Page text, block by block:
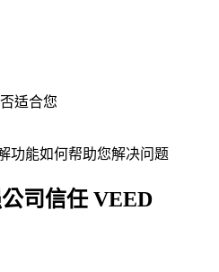
适合您
功能如何帮助您解决问题
司信任 VEED